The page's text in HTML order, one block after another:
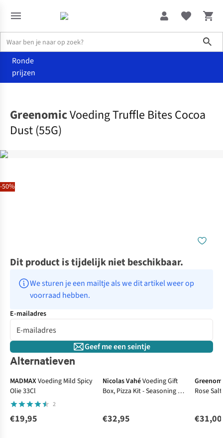
Ronde
prijzen
-50%
GreenomicVoeding Truffle Bites Cocoa
Dust (55G)
Dit product is tijdelijk niet beschikbaar.
We sturen je een mailtje als we dit artikel weer op
voorraad hebben.
E-mailadres
Geef me een seintje
Alternatieven
MADMAXVoeding Mild Spicy
Olie 33Cl
2
€19,95
Nicolas VahéVoeding Gift
Box, Pizza Kit - Seasoning &
€32,95
Rose
€31,00